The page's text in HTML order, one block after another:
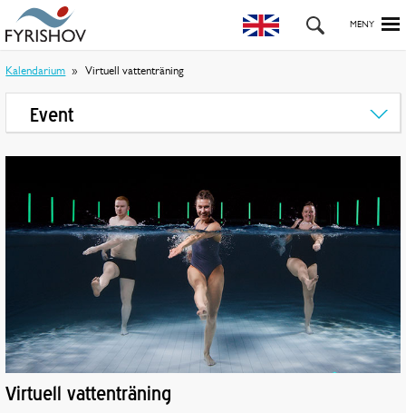
Kalendarium Virtuell vattenträning
Event
Virtuell vattenträning